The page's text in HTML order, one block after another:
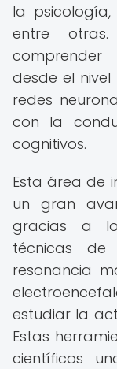
la
entre otras.
desde el
redes
con la
cognitivos.
Esta área de
un gran
gracias a
técnicas
resonancia
estudiar la
Estas
científicos